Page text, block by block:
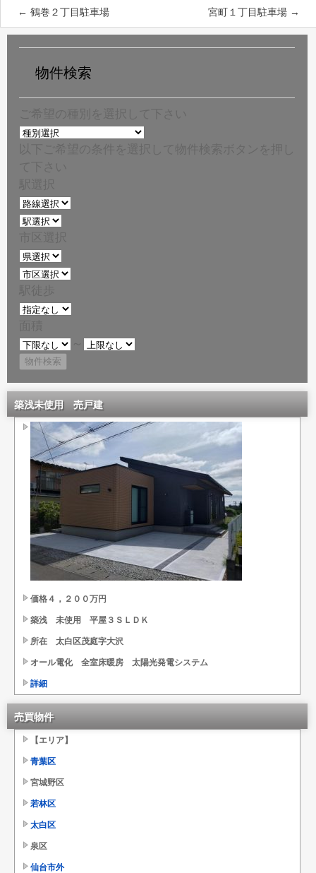
← 鶴巻２丁目駐車場 宮町１丁目駐車場 →
物件検索
築浅未使用 売戸建
価格４，２００万円
築浅 未使用 平屋３ＳＬＤＫ
所在 太白区茂庭字大沢
オール電化 全室床暖房 太陽光発電システム
詳細
売買物件
【エリア】
青葉区
宮城野区
若林区
太白区
泉区
仙台市外